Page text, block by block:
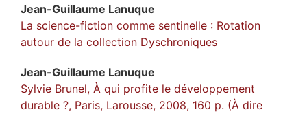
Jean-Guillaume Lanuque
La science-fiction comme sentinelle : Rotation
autour de la collection Dyschroniques
Jean-Guillaume Lanuque
Sylvie Brunel, À qui profite le développement
durable ?, Paris, Larousse, 2008, 160 p. (À dire